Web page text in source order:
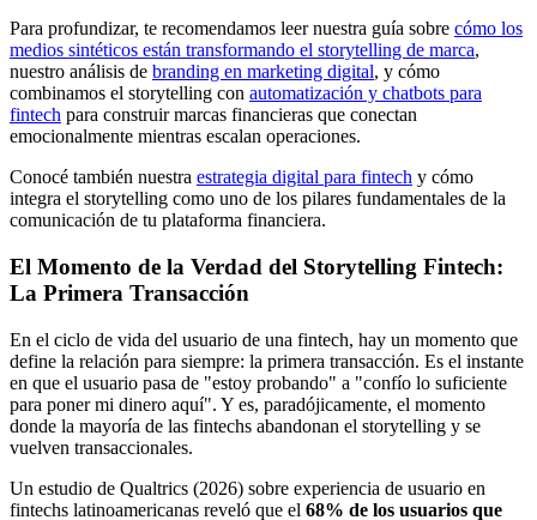
Para profundizar, te recomendamos leer nuestra guía sobre cómo los
medios sintéticos están transformando el storytelling de marca,
nuestro análisis de branding en marketing digital, y cómo
combinamos el storytelling con automatización y chatbots para
fintech para construir marcas financieras que conectan
emocionalmente mientras escalan operaciones.
Conocé también nuestra estrategia digital para fintech y cómo
integra el storytelling como uno de los pilares fundamentales de la
comunicación de tu plataforma financiera.
El Momento de la Verdad del Storytelling Fintech:
La Primera Transacción
En el ciclo de vida del usuario de una fintech, hay un momento que
define la relación para siempre: la primera transacción. Es el instante
en que el usuario pasa de "estoy probando" a "confío lo suficiente
para poner mi dinero aquí". Y es, paradójicamente, el momento
donde la mayoría de las fintechs abandonan el storytelling y se
vuelven transaccionales.
Un estudio de Qualtrics (2026) sobre experiencia de usuario en
fintechs latinoamericanas reveló que el 68% de los usuarios que